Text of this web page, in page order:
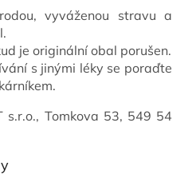
vyváženou stravu a
je originální obal porušen.
s jinými léky se poraďte
s.r.o., Tomkova 53, 549 54